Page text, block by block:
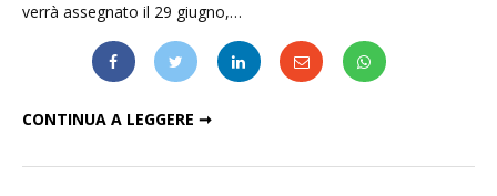
verrà assegnato il 29 giugno,…
CONTINUA A LEGGERE ➞